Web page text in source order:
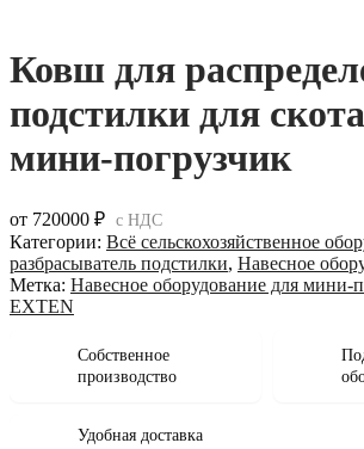
Ковш для
подстилки для
мини-погрузчик
от 720000 ₽ с НДС
Категории: Всё сельскохозяйственное
разбрасыватель подстилки, Навесное
Метка: Навесное оборудование для мини-
EXTEN
Собственное
производство
Удобная доставка